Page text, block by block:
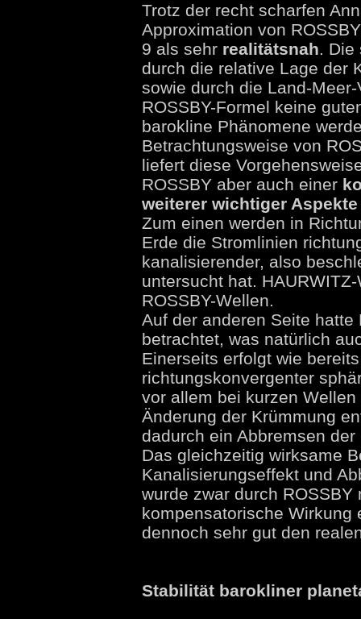
Trotz der recht scharfen
Approximation von
9 als sehr realitätsnah. Die
durch die relative Lage der
sowie durch die Land-
ROSSBY-Formel keine
barokline Phänomene
Betrachtungsweise von
liefert diese
ROSSBY aber auch einer
weiterer wichtiger
Zum einen werden in
Erde die Stromlinien
kanalisierender, also
untersucht hat.
ROSSBY-Wellen.
Auf der anderen Seite
betrachtet, was natürlich
Einerseits erfolgt wie
richtungskonvergenter
vor allem bei kurzen
Änderung der Krümmung
dadurch ein Abbremsen
Das gleichzeitig wirksame
Kanalisierungseffekt und
wurde zwar durch
kompensatorische Wirkung
dennoch sehr gut den
Stabilität barokliner